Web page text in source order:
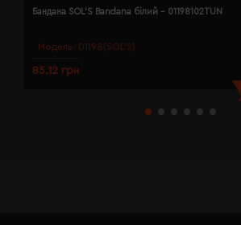
Модель: 01198(SOL’S)
Бандана SOL'S Bandana білий - 01198102TUN
85.12 грн